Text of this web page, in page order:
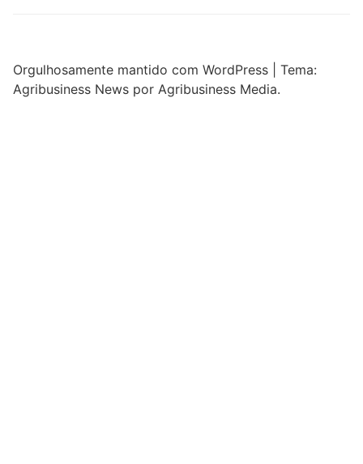
Orgulhosamente mantido com WordPress
Tema:
Agribusiness News por Agribusiness Media.